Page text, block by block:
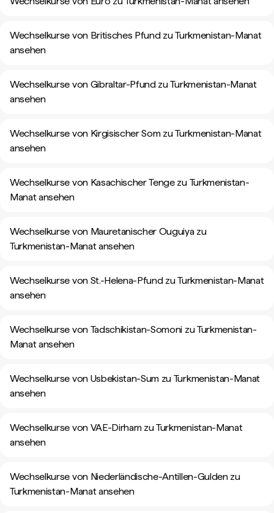
Wechselkurse von Britisches Pfund zu Turkmenistan-Manat
ansehen
Wechselkurse von Gibraltar-Pfund zu Turkmenistan-Manat
ansehen
Wechselkurse von Kirgisischer Som zu Turkmenistan-Manat
ansehen
Wechselkurse von Kasachischer Tenge zu Turkmenistan-
Manat ansehen
Wechselkurse von Mauretanischer Ouguiya zu
Turkmenistan-Manat ansehen
Wechselkurse von St.-Helena-Pfund zu Turkmenistan-Manat
ansehen
Wechselkurse von Tadschikistan-Somoni zu Turkmenistan-
Manat ansehen
Wechselkurse von Usbekistan-Sum zu Turkmenistan-Manat
ansehen
Wechselkurse von VAE-Dirham zu Turkmenistan-Manat
ansehen
Wechselkurse von Niederländische-Antillen-Gulden zu
Turkmenistan-Manat ansehen